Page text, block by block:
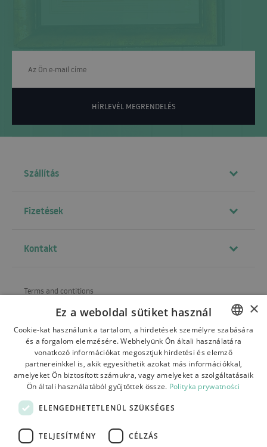
HÍRLEVÉL MEGRENDELÉS
Szállítás
Fizetések
Kontakt
Terms and contitions
Payments
Contact
POLISH
BULGARIAN
CZECH
×
Ez a weboldal sütiket használ
Cookie-kat használunk a tartalom, a hirdetések személyre szabására
és a forgalom elemzésére. Webhelyünk Ön általi használatára
vonatkozó információkat megosztjuk hirdetési és elemző
partnereinkkel is, akik egyesíthetik azokat más információkkal,
amelyeket Ön biztosított számukra, vagy amelyeket a szolgáltatásaik
Ön általi használatából gyűjtöttek össze. Polityka prywatności
ELENGEDHETETLENÜL SZÜKSÉGES
TELJESÍTMÉNY CÉLZÁS